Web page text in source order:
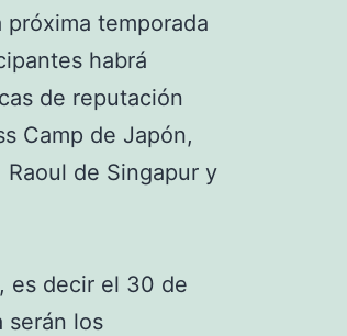
temporada
habrá
de reputación
Camp de Japón,
de Singapur y
es decir el 30 de
serán los